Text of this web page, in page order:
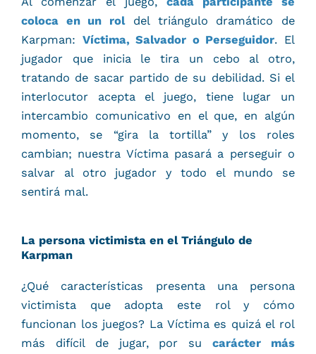
coloca en un roldel triángulo dramático de
Karpman: Víctima, Salvador o Perseguidor. El
jugador que inicia le tira un cebo al otro,
tratando de sacar partido de su debilidad. Si el
interlocutor acepta el juego, tiene lugar un
intercambio comunicativo en el que, en algún
momento, se “gira la tortilla” y los roles
cambian; nuestra Víctima pasará a perseguir o
salvar al otro jugador y todo el mundo se
sentirá mal.
La persona victimista en el Triángulo de
Karpman
¿Qué características presenta una persona
victimista que adopta este rol y cómo
funcionan los juegos? La Víctima es quizá el rol
más difícil de jugar, por sucarácter más